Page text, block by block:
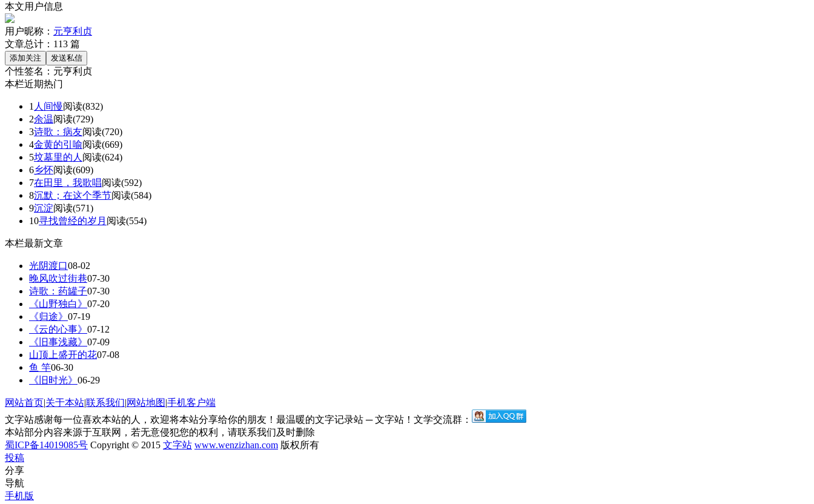
本文用户信息
用户昵称： 元亨利贞
文章总计： 113 篇
个性签名： 元亨利贞
本栏近期热门
1 人间慢阅读(832)
2余温阅读(729)
3诗歌：病友阅读(720)
4金黄的引喻阅读(669)
5坟墓里的人 阅读(624)
6乡怀阅读(609)
7在田里，我歌唱阅读(592)
8沉默；在这个季节阅读(584)
9沉淀阅读(571)
10寻找曾经的岁月 阅读(554)
本栏最新文章
光阴渡口08-02
晚风吹过街巷07-30
诗歌：药罐子07-30
《山野独白》 07-20
《归途》 07-19
《云的心事》 07-12
《旧事浅藏》 07-09
山顶上盛开的花07-08
鱼 竿06-30
《旧时光》 06-29
网站首页|关于本站|联系我们|网站地图|手机客户端
文字站感谢每一位喜欢本站的人，欢迎将本站分享给你的朋友！最温暖的文字记录站 ─ 文字站！文学交流群：
本站部分内容来源于互联网，若无意侵犯您的权利，请联系我们及时删除
蜀ICP备14019085号 Copyright © 2015 文字站 www.wenzizhan.com 版权所有
投稿
分享
导航
手机版